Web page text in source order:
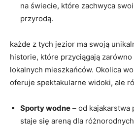
⁤na świecie, które zachwyca
przyrodą.
każde z tych jezior ma swoją
historie, które‍ przyciągają
lokalnych‍ mieszkańców. Okolica
oferuje ⁤spektakularne widoki, ale
Sporty wodne – od kajakarstwa‌
staje się areną dla